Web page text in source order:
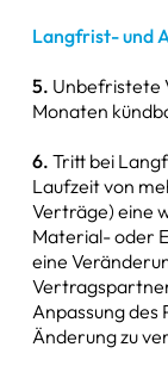
Langfrist- und
5. Unbefristete
Monaten
6. Tritt bei
Laufzeit von
Verträge) eine
Material- oder
eine
Anpassung des
Änderung zu